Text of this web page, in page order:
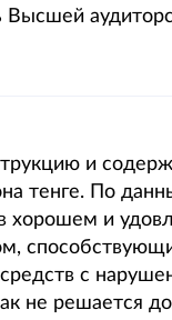
и
тенге. По
хорошем и
с
не решается